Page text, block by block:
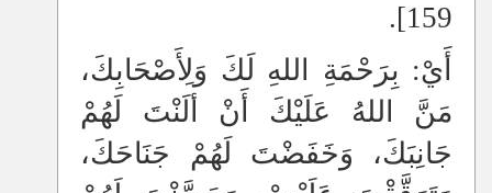
159].
أَيْ: بِرَحْمَةِ اللهِ لَكَ وَلِأَصْحَابِكَ،
مَنَّ اللهُ عَلَيْكَ أَنْ ألَنْتَ لَهُمْ
جَانِبَكَ، وَخَفَضْتَ لَهُمْ جَنَاحَكَ،